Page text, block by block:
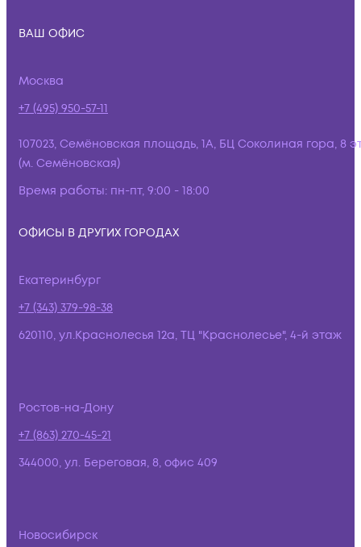
ВАШ ОФИС
Москва
+7 (495) 950-57-11
107023, Семёновская площадь, 1А, БЦ Соколиная гора, 8
(м. Семёновская)
Время работы: пн-пт, 9:00 - 18:00
ОФИСЫ В ДРУГИХ ГОРОДАХ
Екатеринбург
+7 (343) 379-98-38
620110, ул.Краснолесья 12а, ТЦ "Краснолесье", 4-й этаж
Ростов-на-Дону
+7 (863) 270-45-21
344000, ул. Береговая, 8, офис 409
Новосибирск